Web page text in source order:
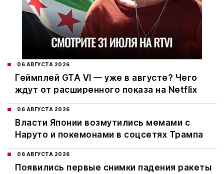
06 АВГУСТА 2026
Геймплей GTA VI — уже в августе? Чего
ждут от расширенного показа на Netflix
06 АВГУСТА 2026
Власти Японии возмутились мемами с
Наруто и покемонами в соцсетях Трампа
06 АВГУСТА 2026
Появились первые снимки падения ракеты